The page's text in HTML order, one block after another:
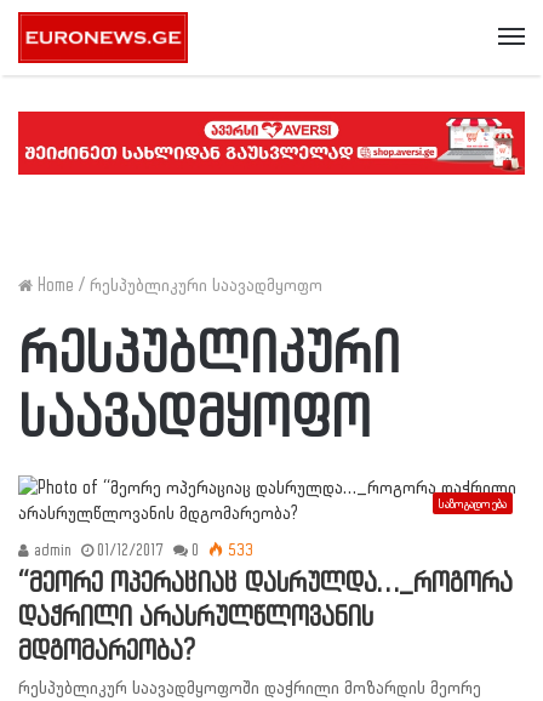
Home / რესპუბლიკური საავადმყოფო
რესპუბლიკური
საავადმყოფო
საზოგადოება
admin 01/12/2017 0 533
“მეორე ოპერაციაც დასრულდა…_როგორა
დაჭრილი არასრულწლოვანის
მდგომარეობა?
რესპუბლიკურ საავადმყოფოში დაჭრილი მოზარდის მეორე